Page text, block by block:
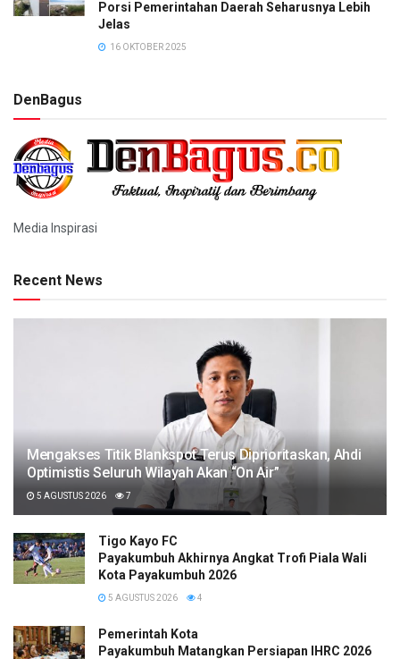
Porsi Pemerintahan Daerah Seharusnya Lebih
Jelas
16 OKTOBER 2025
DenBagus
Media Inspirasi
Recent News
Mengakses Titik Blankspot Terus Diprioritaskan, Ahdi
Optimistis Seluruh Wilayah Akan “On Air”
5 AGUSTUS 2026 7
Tigo Kayo FC
Payakumbuh Akhirnya Angkat Trofi Piala Wali
Kota Payakumbuh 2026
5 AGUSTUS 2026 4
Pemerintah Kota
Payakumbuh Matangkan Persiapan IHRC 2026